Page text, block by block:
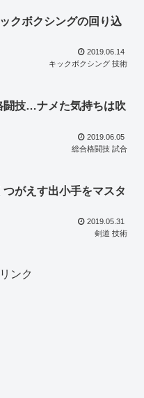
クボクシングの回り込
2019.06.14
キックボクシング 技術
闘技…ナメた気持ちは吹
2019.06.05
総合格闘技 試合
がえす出小手をマスタ
2019.05.31
剣道 技術
ンク